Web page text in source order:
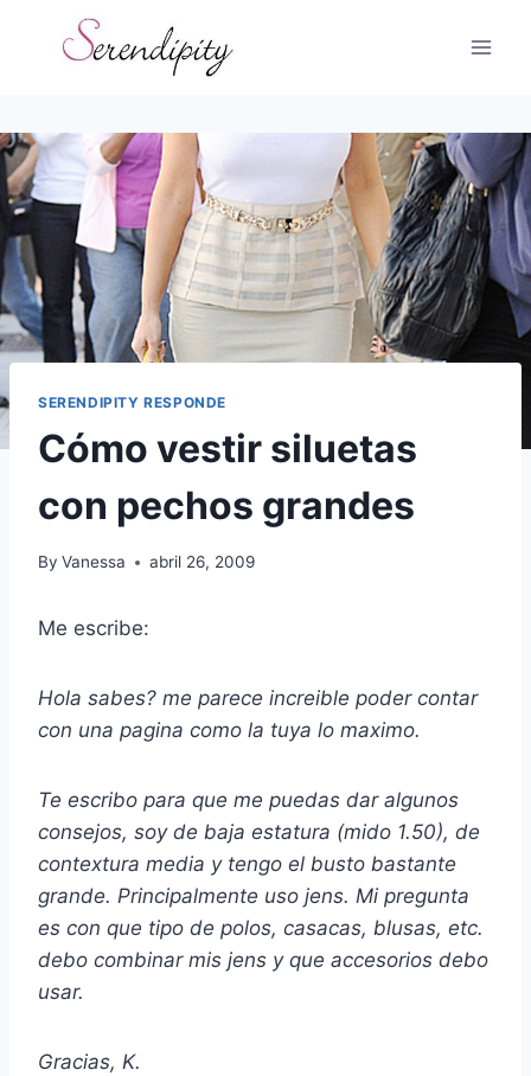
SERENDIPITY RESPONDE
Cómo vestir siluetas
con pechos grandes
By Vanessa abril 26, 2009
Me escribe:
Hola sabes? me parece increible poder contar
con una pagina como la tuya lo maximo.
Te escribo para que me puedas dar algunos
consejos, soy de baja estatura (mido 1.50), de
contextura media y tengo el busto bastante
grande. Principalmente uso jens. Mi pregunta
es con que tipo de polos, casacas, blusas, etc.
debo combinar mis jens y que accesorios debo
usar.
Gracias, K.